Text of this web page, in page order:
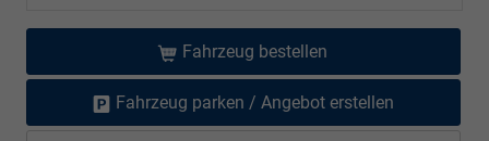
Fahrzeug bestellen
Fahrzeug parken / Angebot erstellen